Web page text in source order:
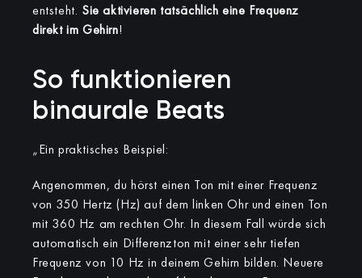
entsteht. Sie aktivieren tatsächlich eine Frequenz
direkt im Gehirn!
So funktionieren
binaurale Beats
„Ein praktisches Beispiel:
Angenommen, du hörst einen Ton mit einer Frequenz
von 350 Hertz (Hz) auf dem linken Ohr und einen Ton
mit 360 Hz am rechten Ohr. In diesem Fall würde sich
automatisch ein Differenzton mit einer sehr tiefen
Frequenz von 10 Hz in deinem Gehirn bilden. Neuere